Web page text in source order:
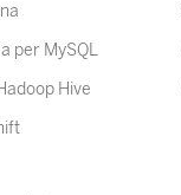
per MySQL
Hive